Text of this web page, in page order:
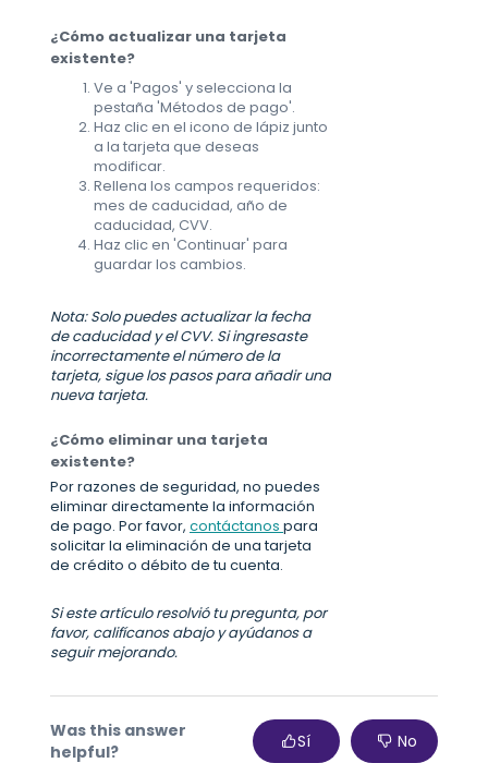
¿Cómo actualizar una tarjeta
existente?
Ve a 'Pagos' y selecciona la
pestaña 'Métodos de pago'.
Haz clic en el icono de lápiz junto
a la tarjeta que deseas
modificar.
Rellena los campos requeridos:
mes de caducidad, año de
caducidad, CVV.
Haz clic en 'Continuar' para
guardar los cambios.
Nota: Solo puedes actualizar la fecha
de caducidad y el CVV. Si ingresaste
incorrectamente el número de la
tarjeta, sigue los pasos para añadir una
nueva tarjeta.
¿Cómo eliminar una tarjeta
existente?
Por razones de seguridad, no puedes
eliminar directamente la información
de pago. Por favor, contáctanos para
solicitar la eliminación de una tarjeta
de crédito o débito de tu cuenta.
Si este artículo resolvió tu pregunta, por
favor, califícanos abajo y ayúdanos a
seguir mejorando.
Was this answer
helpful?
Sí No